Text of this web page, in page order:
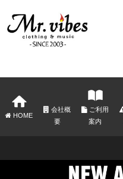
HOME
会社概
要
ご利用
案内